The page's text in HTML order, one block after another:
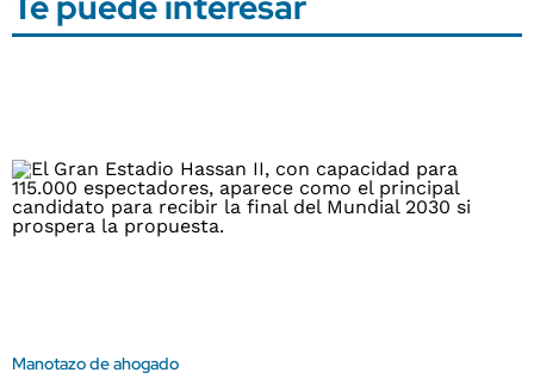
Manotazo de ahogado